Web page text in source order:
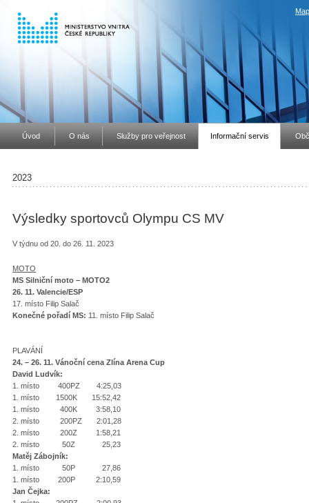
Úvod O nás Služby pro veřejnost Informační servis
2023
Výsledky sportovců Olympu CS MV
V týdnu od 20. do 26. 11. 2023
MOTO
MS Silniční moto – MOTO2
26. 11. Valencie/ESP
17. místo Filip Salač
Konečné pořadí MS: 11. místo Filip Salač
PLAVÁNÍ
24. – 26. 11. Vánoční cena Zlína Arena Cup
David Ludvík:
1. místo 400PZ 4:25,03
1. místo 1500K 15:52,42
1. místo 400K 3:58,10
2. místo 200PZ 2:01,28
2. místo 200Z 1:58,21
2. místo 50Z 25,23
Matěj Zábojník:
1. místo 50P 27,86
1. místo 200P 2:10,59
Jan Čejka: